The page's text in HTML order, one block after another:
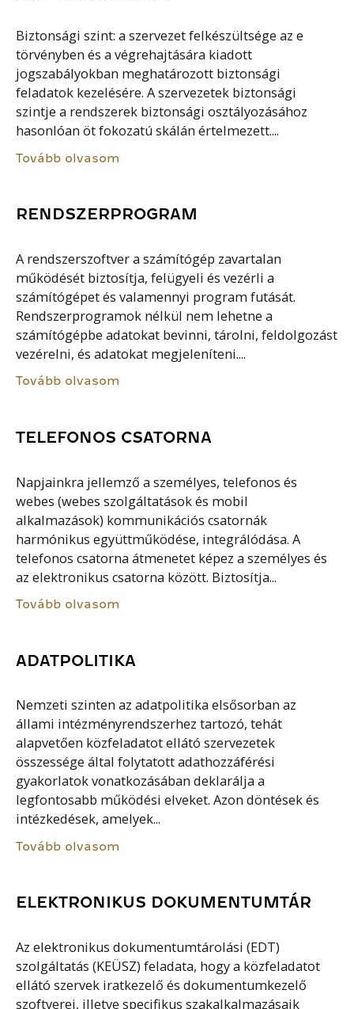
Biztonsági szint: a szervezet felkészültsége az e
törvényben és a végrehajtására kiadott
jogszabályokban meghatározott biztonsági
feladatok kezelésére. A szervezetek biztonsági
szintje a rendszerek biztonsági osztályozásához
hasonlóan öt fokozatú skálán értelmezett....
Tovább olvasom
RENDSZERPROGRAM
A rendszerszoftver a számítógép zavartalan
működését biztosítja, felügyeli és vezérli a
számítógépet és valamennyi program futását.
Rendszerprogramok nélkül nem lehetne a
számítógépbe adatokat bevinni, tárolni, feldolgozást
vezérelni, és adatokat megjeleníteni....
Tovább olvasom
TELEFONOS CSATORNA
Napjainkra jellemző a személyes, telefonos és
webes (webes szolgáltatások és mobil
alkalmazások) kommunikációs csatornák
harmónikus együttműködése, integrálódása. A
telefonos csatorna átmenetet képez a személyes és
az elektronikus csatorna között. Biztosítja...
Tovább olvasom
ADATPOLITIKA
Nemzeti szinten az adatpolitika elsősorban az
állami intézményrendszerhez tartozó, tehát
alapvetően közfeladatot ellátó szervezetek
összessége által folytatott adathozzáférési
gyakorlatok vonatkozásában deklarálja a
legfontosabb működési elveket. Azon döntések és
intézkedések, amelyek...
Tovább olvasom
ELEKTRONIKUS DOKUMENTUMTÁR
Az elektronikus dokumentumtárolási (EDT)
szolgáltatás (KEÜSZ) feladata, hogy a közfeladatot
ellátó szervek iratkezelő és dokumentumkezelő
szoftverei, illetve specifikus szakalkalmazásaik